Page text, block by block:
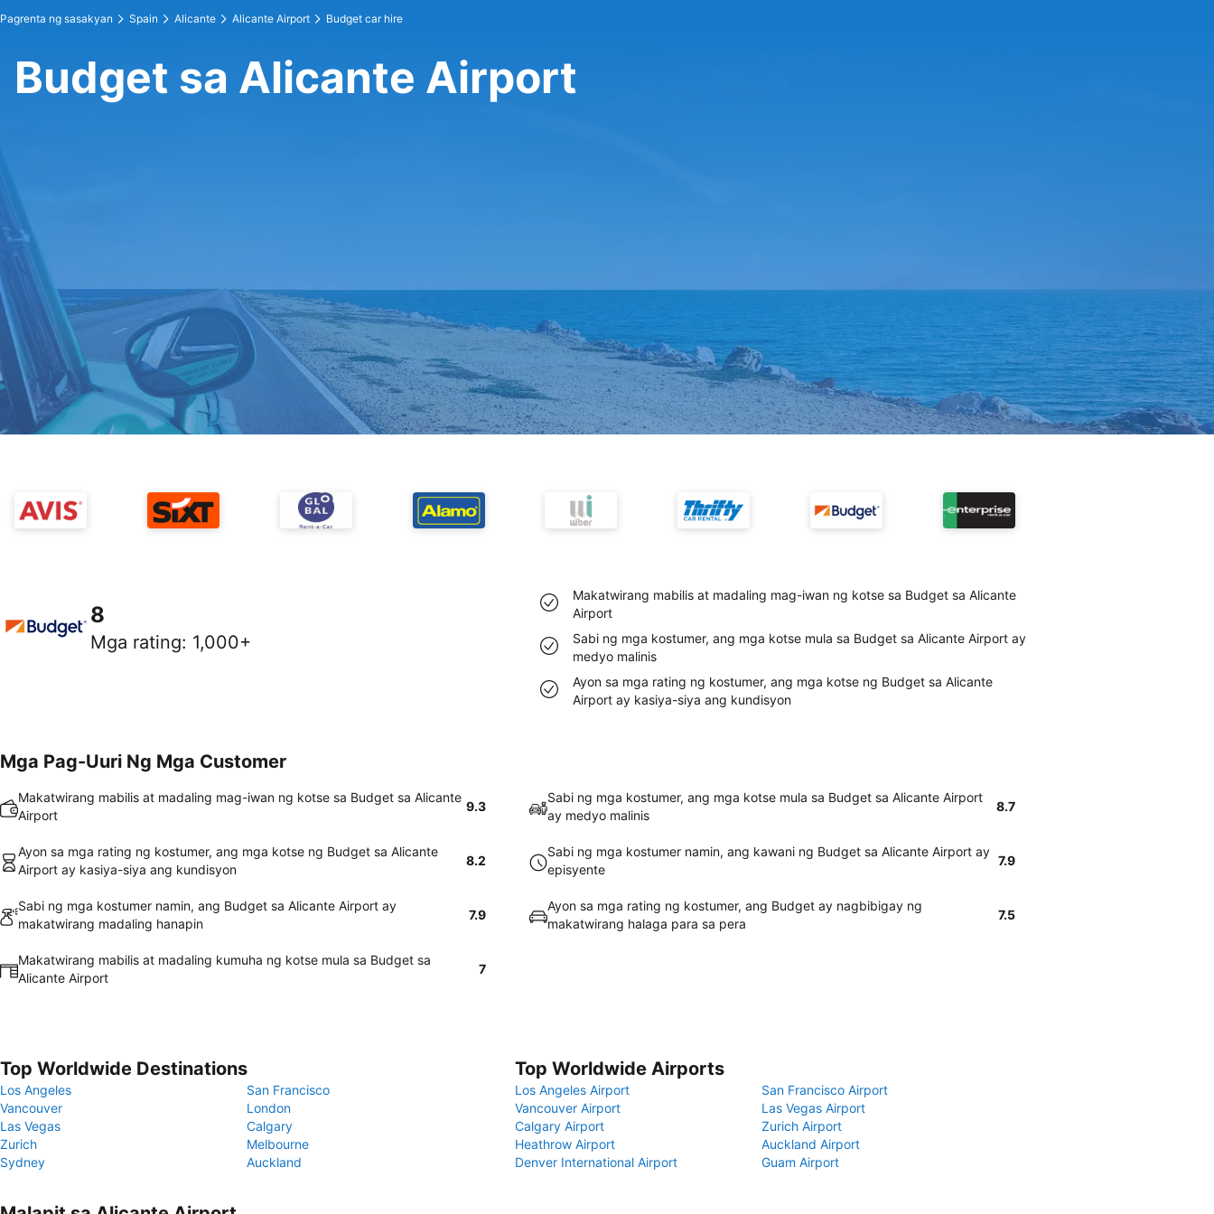
Pagrenta ng sasakyan Spain Alicante Alicante Airport Budget car hire
Budget sa Alicante Airport
8
Mga rating: 1,000+
Makatwirang mabilis at madaling mag-iwan ng kotse sa Budget sa Alicante
Airport
Sabi ng mga kostumer, ang mga kotse mula sa Budget sa Alicante Airport ay
medyo malinis
Ayon sa mga rating ng kostumer, ang mga kotse ng Budget sa Alicante
Airport ay kasiya-siya ang kundisyon
Mga Pag-Uuri Ng Mga Customer
Makatwirang mabilis at madaling mag-iwan ng kotse sa Budget sa Alicante
Airport
9.3
Sabi ng mga kostumer, ang mga kotse mula sa Budget sa Alicante Airport
ay medyo malinis
8.7
Ayon sa mga rating ng kostumer, ang mga kotse ng Budget sa Alicante
Airport ay kasiya-siya ang kundisyon
8.2
Sabi ng mga kostumer namin, ang kawani ng Budget sa Alicante Airport ay
episyente
7.9
Sabi ng mga kostumer namin, ang Budget sa Alicante Airport ay
makatwirang madaling hanapin
7.9
Ayon sa mga rating ng kostumer, ang Budget ay nagbibigay ng
makatwirang halaga para sa pera
7.5
Makatwirang mabilis at madaling kumuha ng kotse mula sa Budget sa
Alicante Airport
7
Top Worldwide Destinations
Los Angeles
San Francisco
Vancouver
London
Las Vegas
Calgary
Zurich
Melbourne
Sydney
Auckland
Top Worldwide Airports
Los Angeles Airport
San Francisco Airport
Vancouver Airport
Las Vegas Airport
Calgary Airport
Zurich Airport
Heathrow Airport
Auckland Airport
Denver International Airport
Guam Airport